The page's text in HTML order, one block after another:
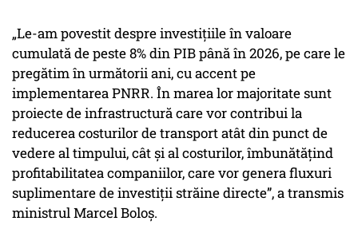
„Le-am povestit despre investițiile în valoare
cumulată de peste 8% din PIB până în 2026, pe care le
pregătim în următorii ani, cu accent pe
implementarea PNRR. În marea lor majoritate sunt
proiecte de infrastructură care vor contribui la
reducerea costurilor de transport atât din punct de
vedere al timpului, cât și al costurilor, îmbunătățind
profitabilitatea companiilor, care vor genera fluxuri
suplimentare de investiții străine directe”, a transmis
ministrul Marcel Boloș.